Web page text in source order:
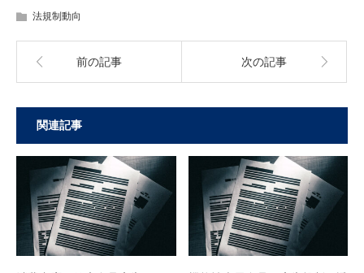
法規制動向
前の記事 次の記事
関連記事